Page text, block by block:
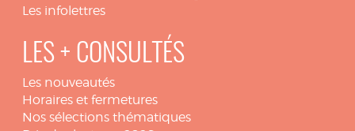
Les infolettres
LES + CONSULTÉS
Les nouveautés
Horaires et fermetures
Nos sélections thématiques